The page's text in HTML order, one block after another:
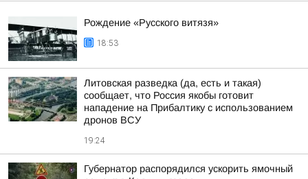
Рождение «Русского витязя»
18:53
Литовская разведка (да, есть и такая)
сообщает, что Россия якобы готовит
нападение на Прибалтику с использованием
дронов ВСУ
19:24
Губернатор распорядился ускорить ямочный